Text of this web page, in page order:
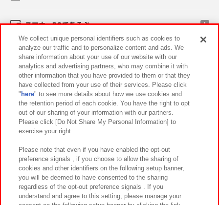
スマホ・PCであそぶ
イベント・キャンペーン
関連会社 サステナビリティ サイトポリシー
プライバシーポリシー ウェブアクセシビリティ方針と検証結果
お取引先さまとともに
カスタマーハラスメント対応方針 よくあるご質問・お問い合わせ
We collect unique personal identifiers such as cookies to
analyze our traffic and to personalize content and ads. We
share information about your use of our website with our
analytics and advertising partners, who may combine it with
other information that you have provided to them or that they
have collected from your use of their services. Please click
" here" to see more details about how we use cookies and
the retention period of each cookie. You have the right to opt
out of our sharing of your information with our partners.
Please click [Do Not Share My Personal Information] to
exercise your right.
Please note that even if you have enabled the opt-out
preference signals , if you choose to allow the sharing of
cookies and other identifiers on the following setup banner,
you will be deemed to have consented to the sharing
regardless of the opt-out preference signals . If you
understand and agree to this setting, please manage your